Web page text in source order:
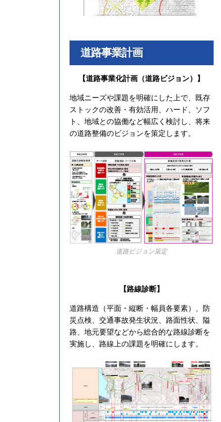
道路事業計画
【道路事業化計画（道路ビジョン）】
地域ニーズや課題を明確にした上で、既存
ストックの改善・有効活用、ハード、ソフ
ト、地域との協働など幅広く検討し、将来
の道路整備のビジョンを策定します。
道路ビジョン策定
【路線診断】
道路構造（平面・縦断・幅員各要素）、防
災点検、交通事故発生状況、路面性状、隘
路、地元要望などから総合的な路線診断を
実施し、路線上の課題を明確にします。